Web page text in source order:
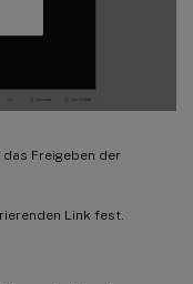
das Freigeben der
Link fest.